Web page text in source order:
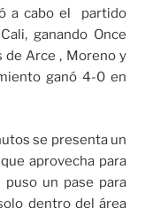
a cabo el partido
ganando Once
de Arce , Moreno y
ganó 4-0 en
se presenta un
aprovecha para
puso un pase para
dentro del área